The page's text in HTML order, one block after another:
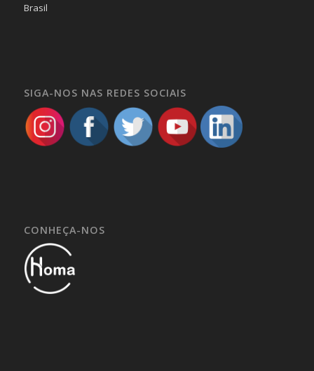
Brasil
SIGA-NOS NAS REDES SOCIAIS
CONHEÇA-NOS